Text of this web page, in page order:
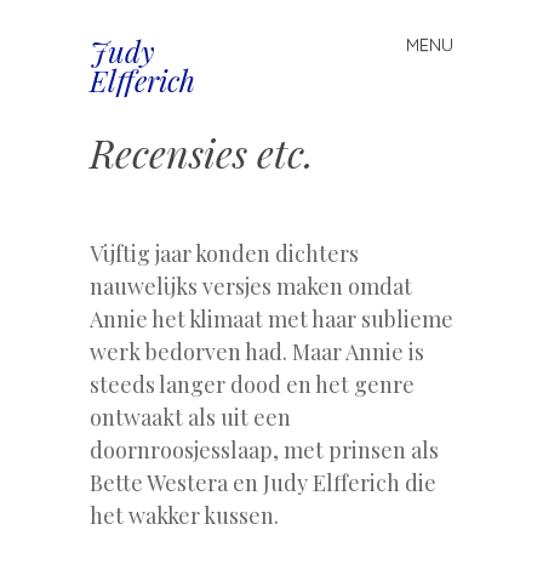
Judy
Elfferich
MENU
Spring
naar
Recensies etc.
Vijftig jaar konden dichters
nauwelijks versjes maken omdat
Annie het klimaat met haar sublieme
werk bedorven had. Maar Annie is
steeds langer dood en het genre
ontwaakt als uit een
doornroosjesslaap, met prinsen als
Bette Westera en Judy Elfferich die
het wakker kussen.